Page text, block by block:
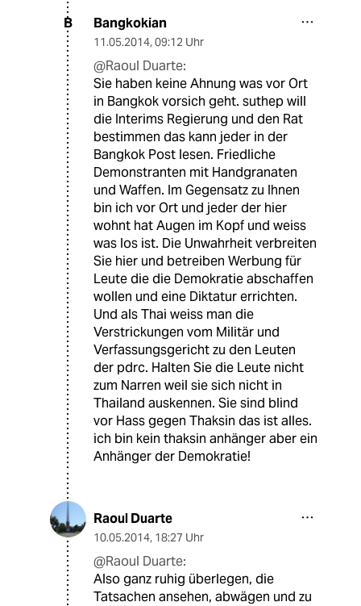
B Bangkokian
11.05.2014, 09:12 Uhr
@Raoul Duarte:
Sie haben keine Ahnung was vor Ort
in Bangkok vorsich geht. suthep will
die Interims Regierung und den Rat
bestimmen das kann jeder in der
Bangkok Post lesen. Friedliche
Demonstranten mit Handgranaten
und Waffen. Im Gegensatz zu Ihnen
bin ich vor Ort und jeder der hier
wohnt hat Augen im Kopf und weiss
was los ist. Die Unwahrheit verbreiten
Sie hier und betreiben Werbung für
Leute die die Demokratie abschaffen
wollen und eine Diktatur errichten.
Und als Thai weiss man die
Verstrickungen vom Militär und
Verfassungsgericht zu den Leuten
der pdrc. Halten Sie die Leute nicht
zum Narren weil sie sich nicht in
Thailand auskennen. Sie sind blind
vor Hass gegen Thaksin das ist alles.
ich bin kein thaksin anhänger aber ein
Anhänger der Demokratie!
Raoul Duarte
10.05.2014, 18:27 Uhr
@Raoul Duarte:
Also ganz ruhig überlegen, die
Tatsachen ansehen, abwägen und zu